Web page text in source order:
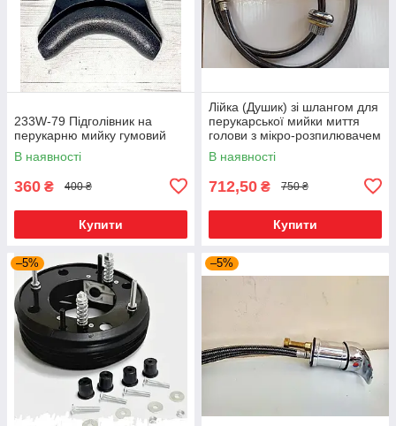
233W-79 Підголівник на
перукарню мийку гумовий
В наявності
360 ₴ 400 ₴
Купити
Лійка (Душик) зі шлангом для
перукарської мийки миття
голови з мікро-розпилювачем
professional
В наявності
712,50 ₴ 750 ₴
Купити
–5% –5%